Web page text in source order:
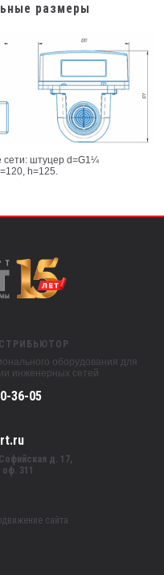
размеры
сети: штуцер d=G1¼
h=125.
оборудования для
инженерных сетей
36-05
д. 17,
311
сайта